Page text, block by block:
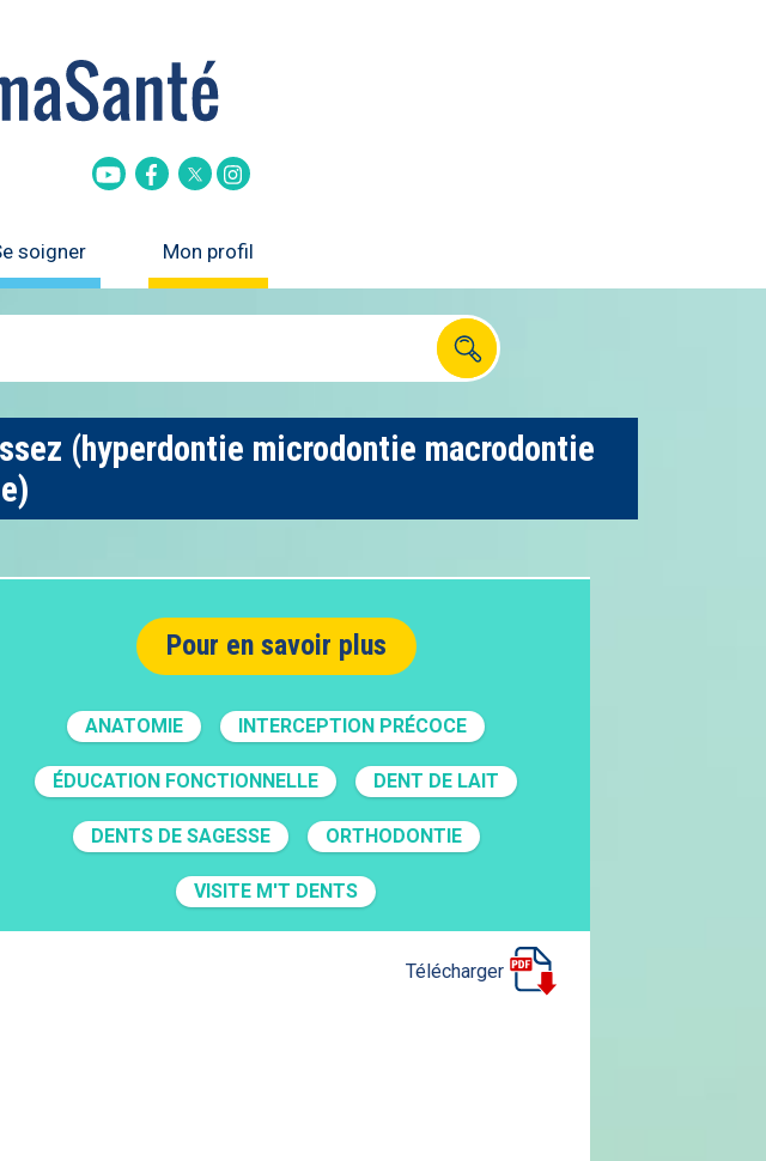
YoutubeFacebook
TwitterInstagram
soigner Mon profil
(hyperdontie microdontie macrodontie
Pour en savoir plus
ANATOMIE INTERCEPTION PRÉCOCE
ÉDUCATION FONCTIONNELLE DENT DE LAIT
DENTS DE SAGESSE ORTHODONTIE
VISITE M'T DENTS
Télécharger